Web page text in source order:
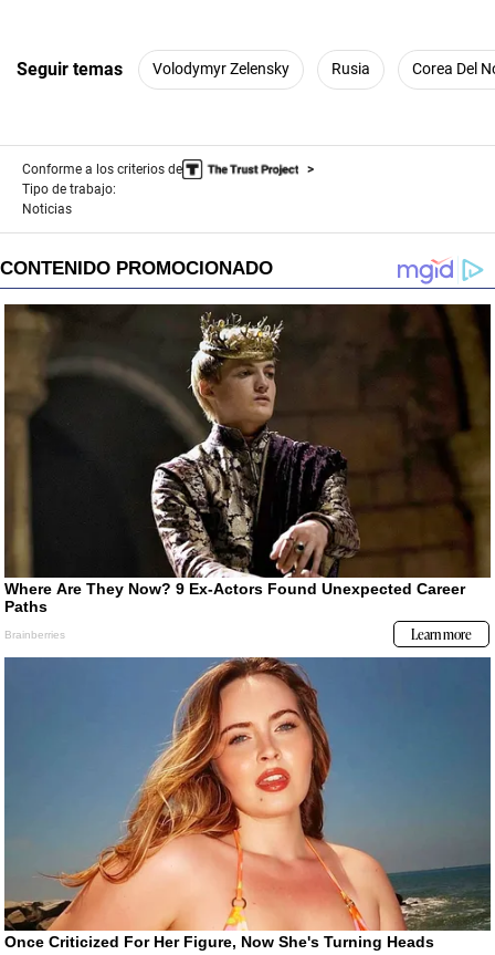
Seguir temas Volodymyr Zelensky Rusia Corea Del
Conforme a los criterios de
Tipo de trabajo:
Noticias